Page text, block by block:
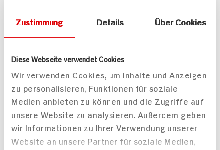
Zustimmung Details Über Cookies
Diese Webseite verwendet Cookies
Wir verwenden Cookies, um Inhalte und Anzeigen
zu personalisieren, Funktionen für soziale
Medien anbieten zu können und die Zugriffe auf
unsere Website zu analysieren. Außerdem geben
wir Informationen zu Ihrer Verwendung unserer
Website an unsere Partner für soziale Medien,
Pizza Quattro Stagioni
von Christoph Rüffer
1.862 kcal p. Portion
Leicht
Mittel